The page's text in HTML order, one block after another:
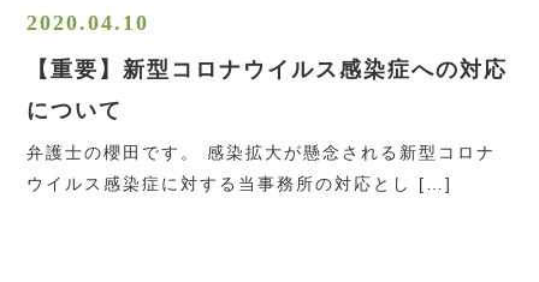
2020.04.10
【重要】新型コロナウイルス感染症への対応
について
弁護士の櫻田です。 感染拡大が懸念される新型コロナ
ウイルス感染症に対する当事務所の対応とし […]